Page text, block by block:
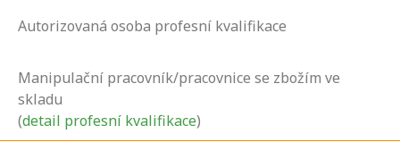
Autorizovaná osoba profesní kvalifikace
Manipulační pracovník/pracovnice se zbožím ve
skladu
(detail profesní kvalifikace)